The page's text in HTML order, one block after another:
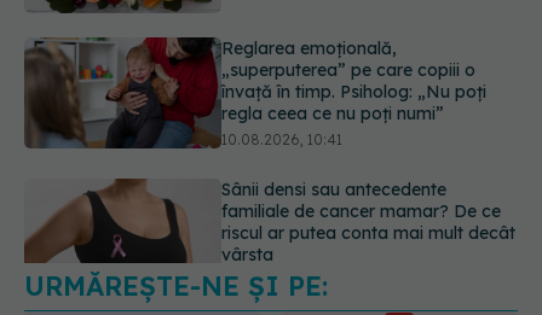
Sânii densi sau antecedente
familiale de cancer mamar? De ce
riscul ar putea conta mai mult decât
vârsta
10.08.2026, 09:43
Antrenamentul de forță după 40 de
ani: ce recomandă medicii și
specialiștii în nutriție
10.08.2026, 12:20
URMĂREȘTE-NE ȘI PE:
URMĂRITORI